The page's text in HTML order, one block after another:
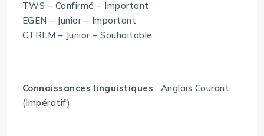
TWS – Confirmé – Important
EGEN – Junior – Important
CTRLM – Junior – Souhaitable
Connaissances linguistiques : Anglais Courant
(Impératif)